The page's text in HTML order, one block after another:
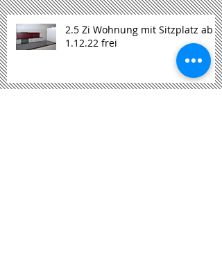
2.5 Zi Wohnung mit Sitzplatz ab
1.12.22 frei